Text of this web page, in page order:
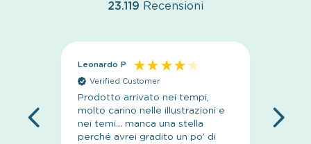
23.119 Recensioni
Leonardo P
Verified Customer
Prodotto arrivato nei tempi,
molto carino nelle illustrazioni e
nei temi… manca una stella
perché avrei gradito un po’ di